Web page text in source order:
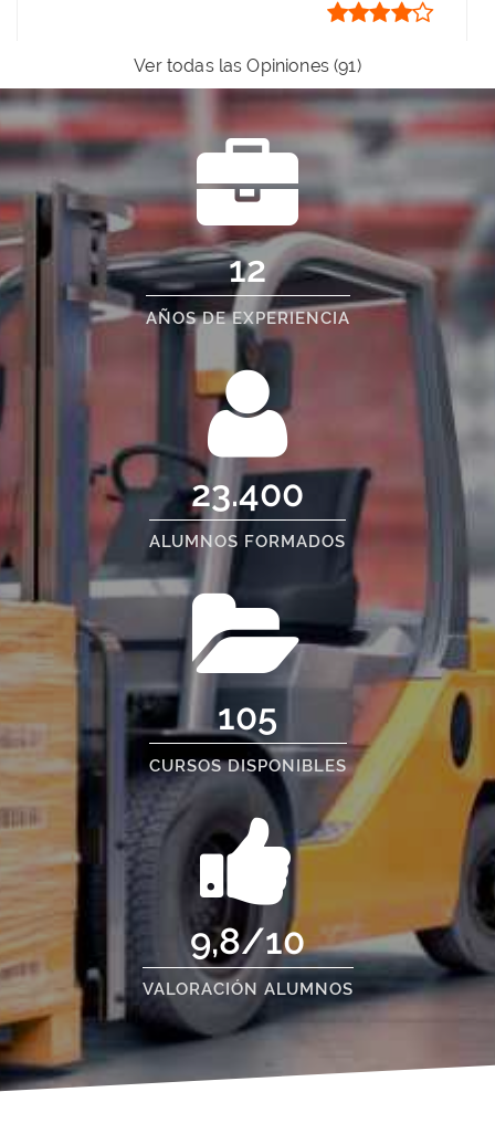
Ver todas las Opiniones (91)
12
AÑOS DE EXPERIENCIA
23.400
ALUMNOS FORMADOS
105
CURSOS DISPONIBLES
9,8/10
VALORACIÓN ALUMNOS